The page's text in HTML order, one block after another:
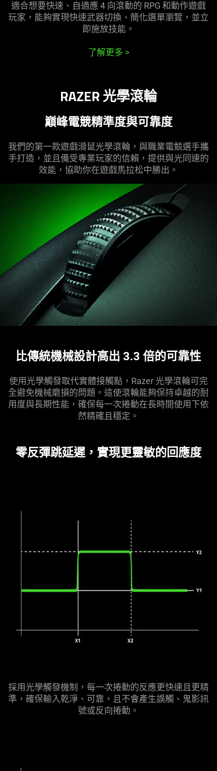
適合想要快速、自適應 4 向滾動的 RPG 和動作遊戲
玩家，能夠實現快速武器切換、簡化選單瀏覽，並立
即施放技能 。
了解更多 >
RAZER 光學滾輪
巔峰電競精準度與可靠度
我們的第一款遊戲滑鼠光學滾輪，與職業電競選手攜
手打造，並且備受專業玩家的信賴，提供與光同速的
效能，協助你在遊戲馬拉松中勝出 。
比傳統機械設計高出 3.3 倍的可靠性
使用光學觸發取代實體接觸點，Razer 光學滾輪可完
全避免機械磨損的問題。這使滾輪能夠保持卓越的耐
用度與長期性能，確保每一次捲動在長時間使用下依
然精確且 穩定 。
零反彈跳延遲，實現更靈敏的回應度
採用光學觸發機制，每一次捲動的反應更快速且更精
準，確保輸入乾淨、可靠，且不會產生誤觸、鬼影訊
號或反向捲動 。